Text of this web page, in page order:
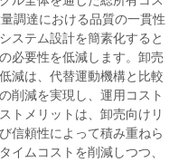
調達における品質の一貫性
ステム設計を簡素化すると
必要性を低減します。卸売
減は、代替運動機構と比較
削減を実現し、運用コスト
トメリットは、卸売向けリ
信頼性によって積み重ねら
イムコストを削減しつつ、